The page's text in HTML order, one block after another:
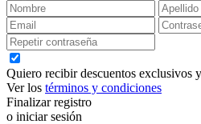
Quiero recibir descuentos exclusivos
Ver los términos y condiciones
Finalizar registro
o iniciar sesión